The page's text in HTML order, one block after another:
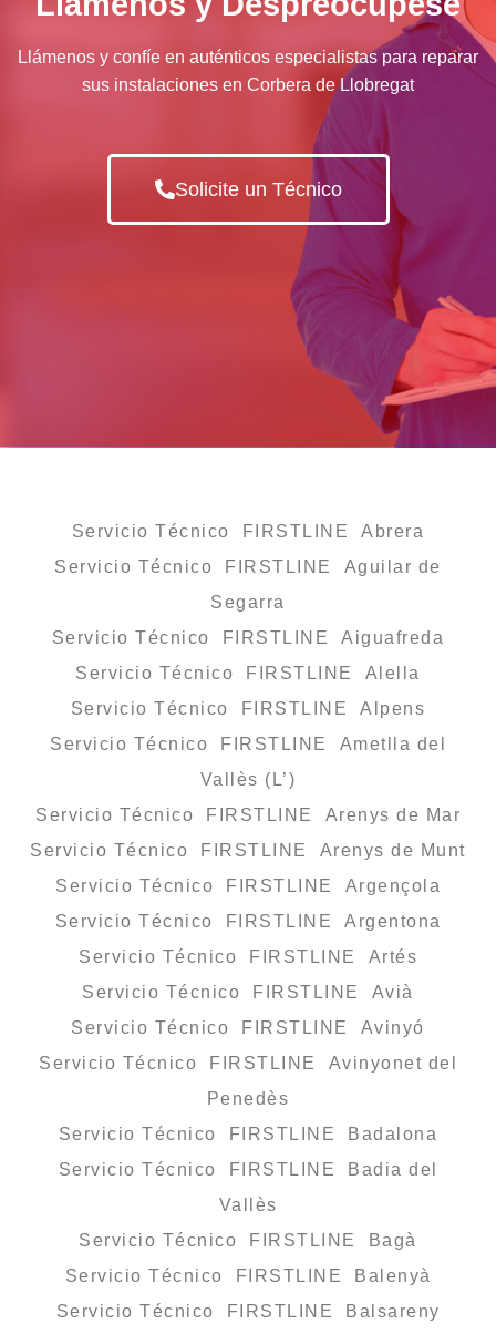
Llámenos y confíe en auténticos especialistas para reparar
sus instalaciones en Corbera de Llobregat
Solicite un Técnico
Servicio Técnico FIRSTLINE Abrera
Servicio Técnico FIRSTLINE Aguilar de
Segarra
Servicio Técnico FIRSTLINE Aiguafreda
Servicio Técnico FIRSTLINE Alella
Servicio Técnico FIRSTLINE Alpens
Servicio Técnico FIRSTLINE Ametlla del
Vallès (L’)
Servicio Técnico FIRSTLINE Arenys de Mar
Servicio Técnico FIRSTLINE Arenys de Munt
Servicio Técnico FIRSTLINE Argençola
Servicio Técnico FIRSTLINE Argentona
Servicio Técnico FIRSTLINE Artés
Servicio Técnico FIRSTLINE Avià
Servicio Técnico FIRSTLINE Avinyó
Servicio Técnico FIRSTLINE Avinyonet del
Penedès
Servicio Técnico FIRSTLINE Badalona
Servicio Técnico FIRSTLINE Badia del
Vallès
Servicio Técnico FIRSTLINE Bagà
Servicio Técnico FIRSTLINE Balenyà
Servicio Técnico FIRSTLINE Balsareny